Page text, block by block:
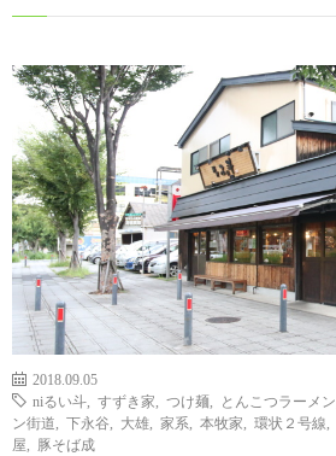
2018.09.05
niるい斗
すずき家 つけ麺 とんこつラーメン
ン街道
下永谷 大雄 家系 本牧家 環状２号線
屋
豚そば成